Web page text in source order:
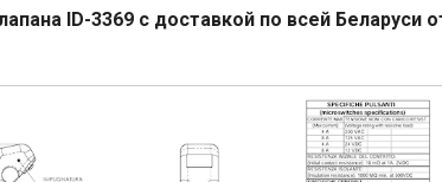
ID-3369 с доставкой по всей Беларуси